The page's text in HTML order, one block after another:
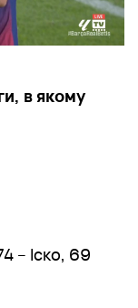
в якому
– Іско, 69